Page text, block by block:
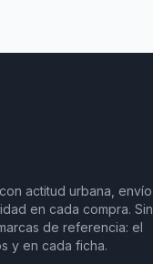
actitud urbana, envío
en cada compra. Sin
de referencia: el
y en cada ficha.